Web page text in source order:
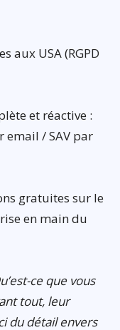
aux USA (RGPD
et réactive :
email / SAV par
gratuites sur le
en main du
ce que vous
tout, leur
du détail envers